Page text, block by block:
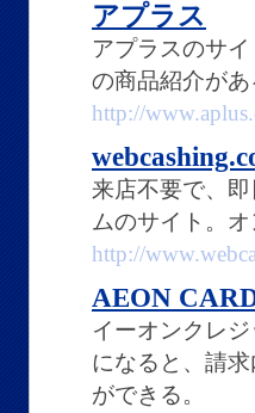
アプラス
アプラスのサ
の商品紹介が
http://
来店不要で、
ムのサイト。
http://
AEON
イーオンクレ
になると、請
ができる。